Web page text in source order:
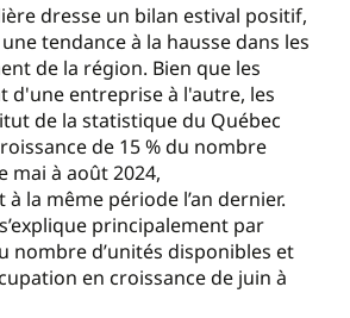
dresse un bilan estival positif,
tendance à la hausse dans les
de la région. Bien que les
d'une entreprise à l'autre, les
de la statistique du Québec
de 15 % du nombre
mai à août 2024,
la même période l’an dernier.
principalement par
nombre d’unités disponibles et
en croissance de juin à